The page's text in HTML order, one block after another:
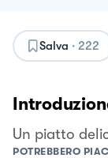
Salva · 222
Un piatto
POTREBBERO